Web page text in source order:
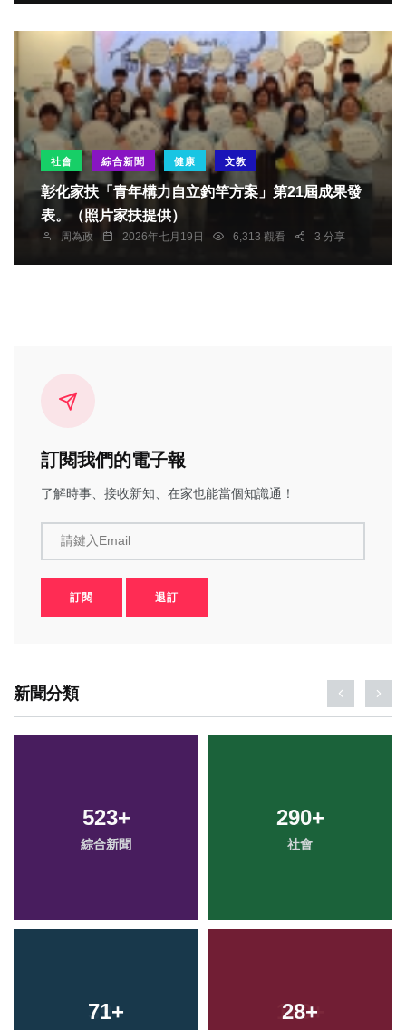
社會 綜合新聞 健康 文教
彰化家扶「青年構力自立釣竿方案」第21屆成果發
表。（照片家扶提供）
周為政 2026年七月19日 6,313 觀看 3 分享
訂閱我們的電子報
了解時事、接收新知、在家也能當個知識通！
請鍵入Email
訂閱 退訂
新聞分類
523+
綜合新聞
290+
社會
71+ 28+